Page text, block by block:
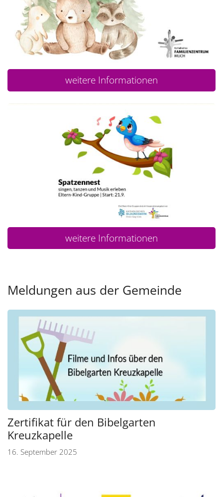
weitere Informationen
weitere Informationen
Meldungen aus der Gemeinde
Zertifikat für den Bibelgarten
Kreuzkapelle
16. September 2025